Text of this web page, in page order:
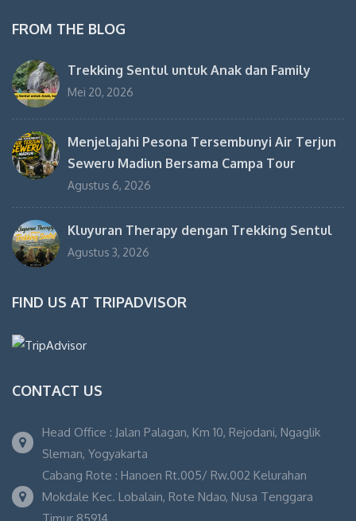
FROM THE BLOG
Trekking Sentul untuk Anak dan Family
Mei 20, 2026
Menjelajahi Pesona Tersembunyi Air Terjun
Seweru Madiun Bersama Campa Tour
Agustus 6, 2026
Kluyuran Therapy dengan Trekking Sentul
Agustus 3, 2026
FIND US AT TRIPADVISOR
CONTACT US
Head Office : Jalan Palagan, Km 10, Rejodani, Ngaglik
Sleman, Yogyakarta
Cabang Rote : Hanoen Rt.005/ Rw.002 Kelurahan
Mokdale Kec. Lobalain, Rote Ndao, Nusa Tenggara
Timur 85914